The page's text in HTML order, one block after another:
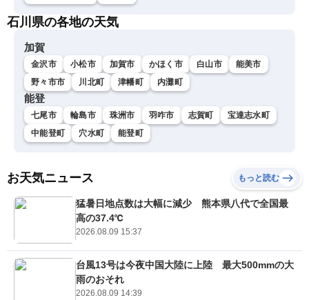
石川県の各地の天気
加賀
金沢市 小松市 加賀市 かほく市 白山市
能美市
野々市市
川北町 津幡町 内灘町
能登
七尾市 輪島市 珠洲市 羽咋市 志賀町
宝達志水町
中能登町
穴水町 能登町
お天気ニュース もっと読む
猛暑日地点数は大幅に減少 熊本県八代で全国最
高の37.4℃
2026.08.09 15:37
台風13号は今夜中国大陸に上陸 最大500mmの大
雨のおそれ
2026.08.09 14:39